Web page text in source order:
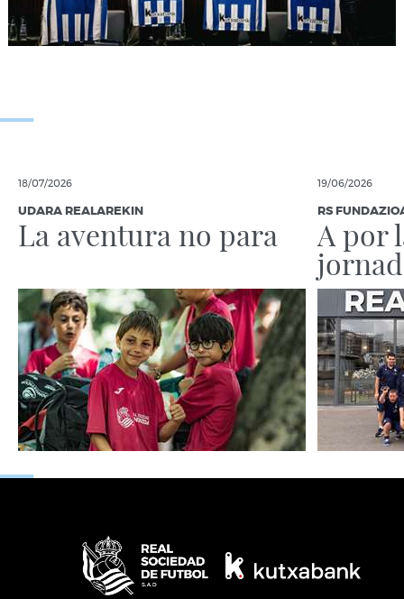
18/07/2026
UDARA REALAREKIN
La aventura no para
19/06/2026
RS
A por